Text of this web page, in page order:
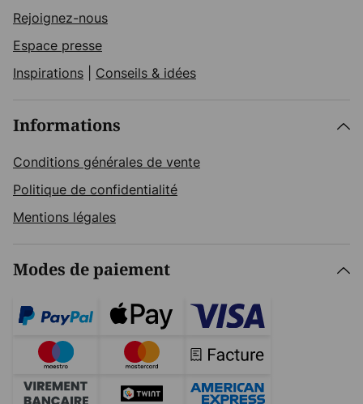
Rejoignez-nous
Espace presse
Inspirations
Conseils & idées
Informations
Conditions générales de vente
Politique de confidentialité
Mentions légales
Modes de paiement